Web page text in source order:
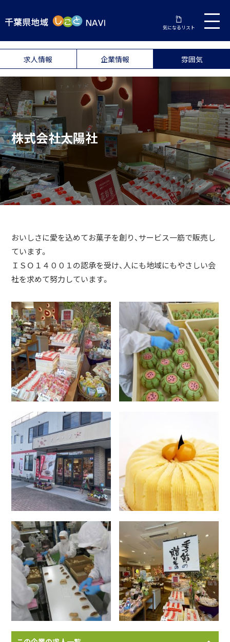
気になるリスト
求人情報 企業情報 雰囲気
株式会社太陽社
おいしさに愛を込めてお菓子を創り、サービス一筋で販売し
ています。
ＩＳＯ１４００１の認承を受け、人にも地域にもやさしい会
社を求めて努力しています。